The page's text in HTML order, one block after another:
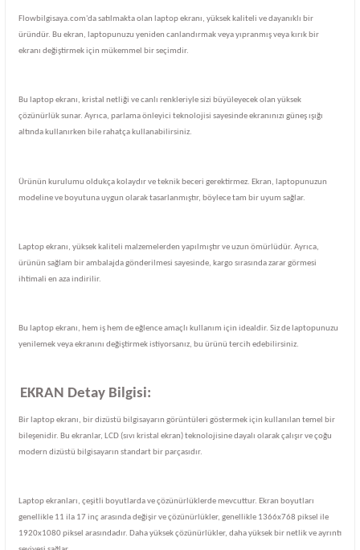
Flowbilgisaya.com'da satılmakta olan laptop ekranı, yüksek kaliteli ve dayanıklı bir
üründür. Bu ekran, laptopunuzu yeniden canlandırmak veya yıpranmış veya kırık bir
ekranı değiştirmek için mükemmel bir seçimdir.
Bu laptop ekranı, kristal netliği ve canlı renkleriyle sizi büyüleyecek olan yüksek
çözünürlük sunar. Ayrıca, parlama önleyici teknolojisi sayesinde ekranınızı güneş ışığı
altında kullanırken bile rahatça kullanabilirsiniz.
Ürünün kurulumu oldukça kolaydır ve teknik beceri gerektirmez. Ekran, laptopunuzun
modeline ve boyutuna uygun olarak tasarlanmıştır, böylece tam bir uyum sağlar.
Laptop ekranı, yüksek kaliteli malzemelerden yapılmıştır ve uzun ömürlüdür. Ayrıca,
ürünün sağlam bir ambalajda gönderilmesi sayesinde, kargo sırasında zarar görmesi
ihtimali en aza indirilir.
Bu laptop ekranı, hem iş hem de eğlence amaçlı kullanım için idealdir. Siz de laptopunuzu
yenilemek veya ekranını değiştirmek istiyorsanız, bu ürünü tercih edebilirsiniz.
EKRAN Detay Bilgisi:
Bir laptop ekranı, bir dizüstü bilgisayarın görüntüleri göstermek için kullanılan temel bir
bileşenidir. Bu ekranlar, LCD (sıvı kristal ekran) teknolojisine dayalı olarak çalışır ve çoğu
modern dizüstü bilgisayarın standart bir parçasıdır.
Laptop ekranları, çeşitli boyutlarda ve çözünürlüklerde mevcuttur. Ekran boyutları
genellikle 11 ila 17 inç arasında değişir ve çözünürlükler, genellikle 1366x768 piksel ile
1920x1080 piksel arasındadır. Daha yüksek çözünürlükler, daha yüksek bir netlik ve ayrıntı